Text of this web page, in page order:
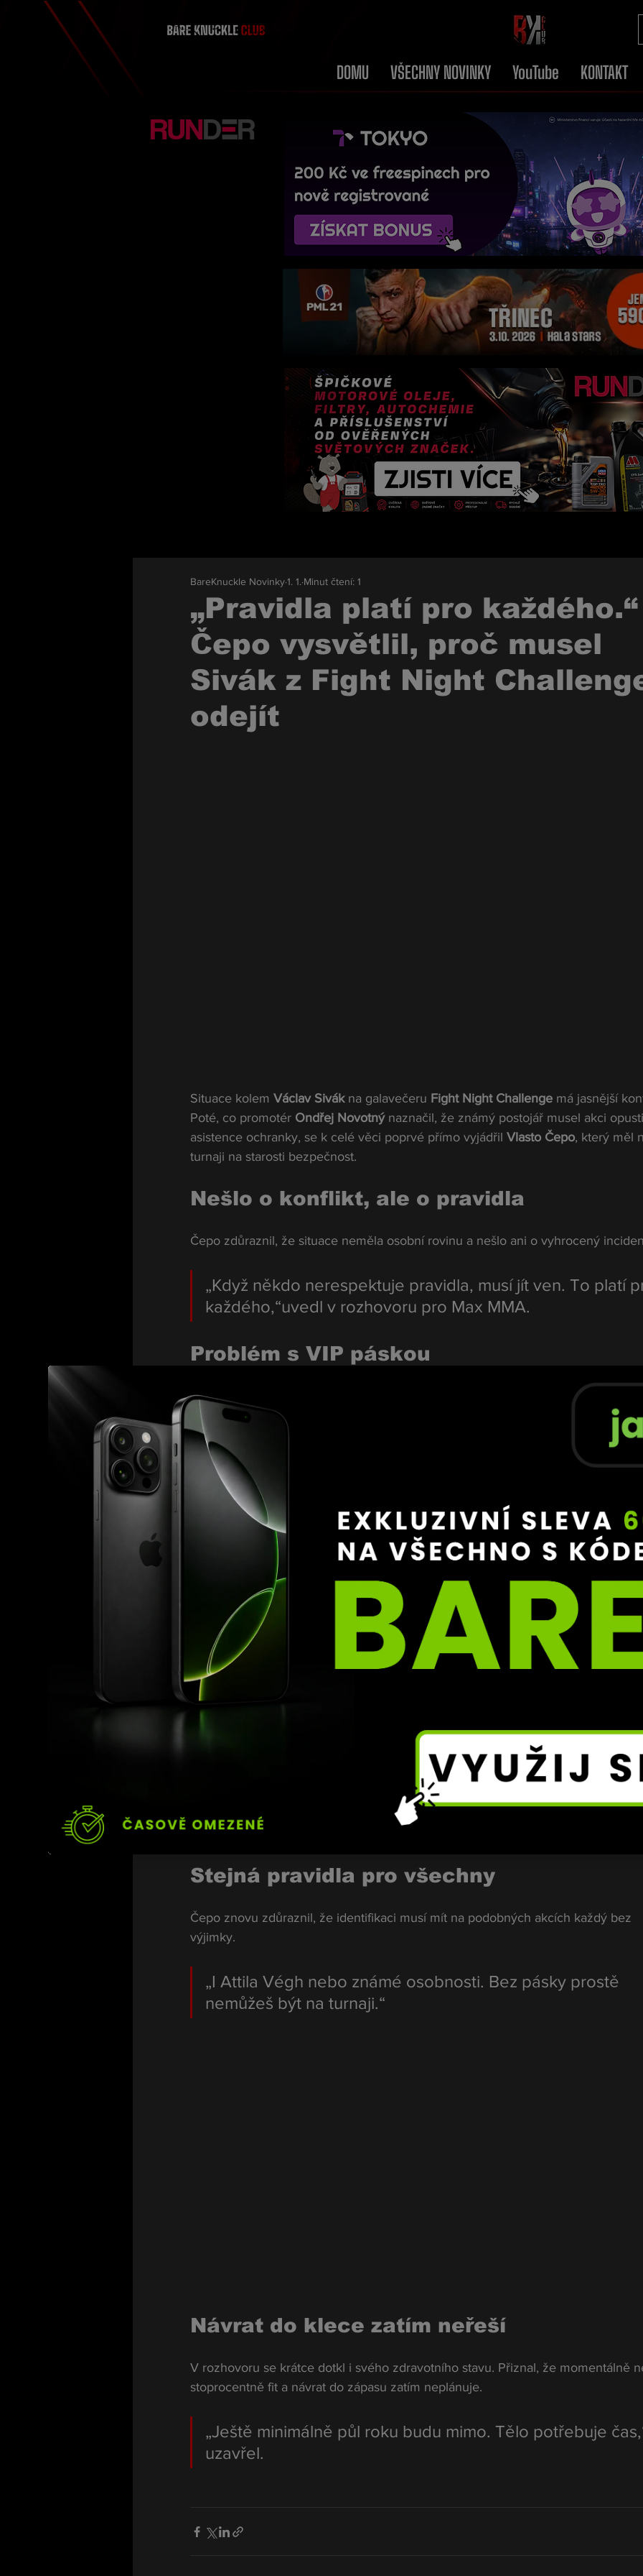
DOMU VŠECHNY NOVINKY YouTube KONTAKT
„Pravidla platí pro každého.“
Čepo vysvětlil, proč musel
Sivák z Fight Night
odejít
BareKnuckle Novinky1. 1. Minut čtení: 1
Situace kolem Václav Sivák na galavečeru Fight Night Challenge má jasnější
Poté, co promotér Ondřej Novotný naznačil, že známý postojář musel akci
asistence ochranky, se k celé věci poprvé přímo vyjádřil Vlasto Čepo, který měl
turnaji na starosti bezpečnost.
Nešlo o konflikt, ale o pravidla
Čepo zdůraznil, že situace neměla osobní rovinu a nešlo ani o vyhrocený
„Když někdo nerespektuje pravidla, musí jít ven. To platí
každého,“uvedl v rozhovoru pro Max MMA.
Problém s VIP páskou
Podle Čepa vznikl problém ve chvíli, kdy se Sivák snažil projít do prostor
VIP hosty bez platného označení.
„Dostal VIP pásku, ale při kontrole ji u sebe neměl. Jestli ji
ztratil, prodal nebo dal někomu jinému, to opravdu
vysvětlil.
Bez pásky ale podle něj nebylo možné pokračovat dál.
„Když ji nemáš, nemůžeš jít dál. Je jedno, jestli se
Sivák, Végh nebo Rytmus.“
Zásah bez emocí
Ochranka proto přivolala právě Čepa.
„Kolegové mi řekli, že tam je problém, tak jsem to šel
Došlo k výměně názorů, ale nic dramatického. Nakonec
Podle jeho slov nešlo o žádnou senzaci ani konflikt, který by se vymkl kontrole.
Stejná pravidla pro všechny
Čepo znovu zdůraznil, že identifikaci musí mít na podobných akcích každý bez
výjimky.
„I Attila Végh nebo známé osobnosti. Bez pásky prostě
nemůžeš být na turnaji.“
Návrat do klece zatím neřeší
V rozhovoru se krátce dotkl i svého zdravotního stavu. Přiznal, že momentálně
stoprocentně fit a návrat do zápasu zatím neplánuje.
„Ještě minimálně půl roku budu mimo. Tělo potřebuje
uzavřel.